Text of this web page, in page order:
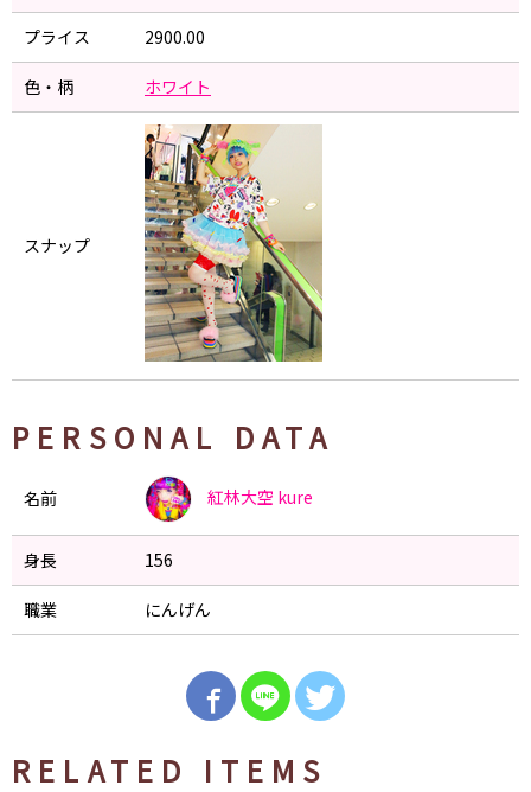
プライス 2900.00
色・柄 ホワイト
スナップ
PERSONAL DATA
名前 紅林大空 kure
身長 156
職業 にんげん
RELATED ITEMS